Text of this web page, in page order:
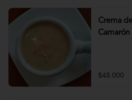
Crema
Camarón
$48.000